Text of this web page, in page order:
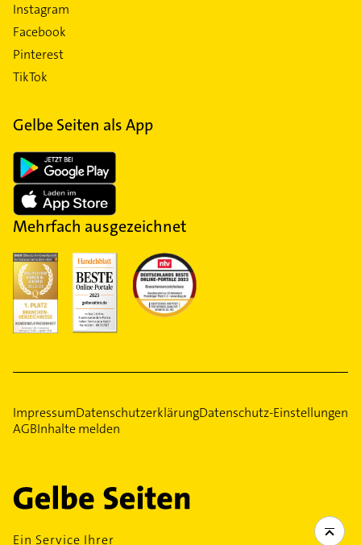
Instagram
Facebook
Pinterest
TikTok
Gelbe Seiten als App
Mehrfach ausgezeichnet
ImpressumDatenschutzerklärungDatenschutz-Einstellungen
AGBInhalte melden
Ein Service Ihrer